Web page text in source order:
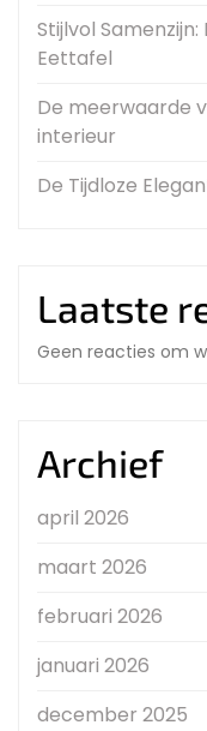
Stijlvol
Eettafel
De meerwaarde
interieur
De Tijdloze
Laatste
Geen reacties om
Archief
april 2026
maart 2026
februari 2026
januari 2026
december 2025